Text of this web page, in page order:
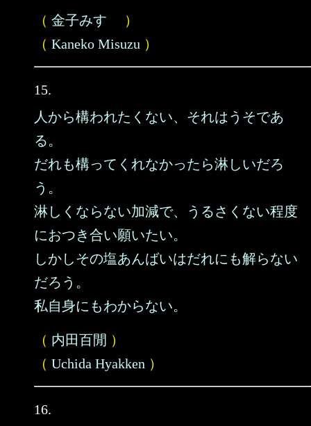
（ 金子みすゞ
）
（ Kaneko Misuzu ）
15.
人から構われたくない、それはうそであ
る。
だれも構ってくれなかったら淋しいだろ
う。
淋しくならない加減で、うるさくない程度
におつき合い願いたい。
しかしその塩あんばいはだれにも解らない
だろう。
私自身にもわからない。
（ 内田百閒 ）
（ Uchida Hyakken ）
16.